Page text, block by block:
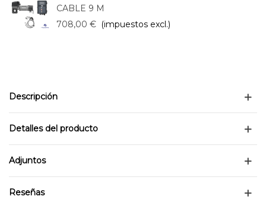
CABLE 9 M
708,00 € (impuestos excl.)
Descripción
Detalles del producto
Adjuntos
Reseñas